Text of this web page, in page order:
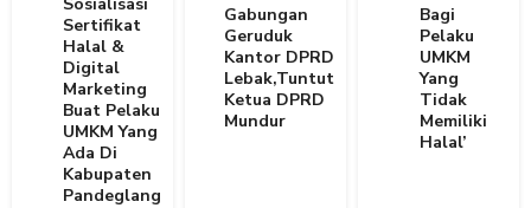
Sertifikat
Halal &
Digital
Marketing
Buat Pelaku
UMKM Yang
Ada Di
Kabupaten
Pandeglang
Gabungan
Geruduk
Kantor DPRD
Lebak,Tuntut
Ketua DPRD
Mundur
Bagi
Pelaku
UMKM
Yang
Tidak
Memiliki
Halal’